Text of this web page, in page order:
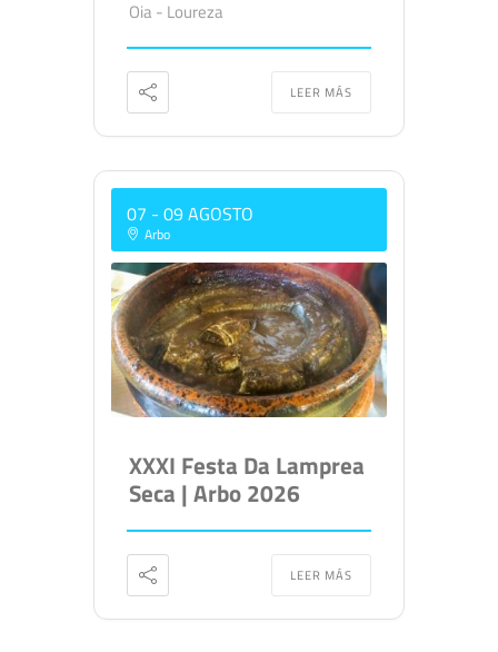
Oia - Loureza
LEER MÁS
07 - 09 AGOSTO
Arbo
XXXI Festa Da Lamprea
Seca | Arbo 2026
LEER MÁS